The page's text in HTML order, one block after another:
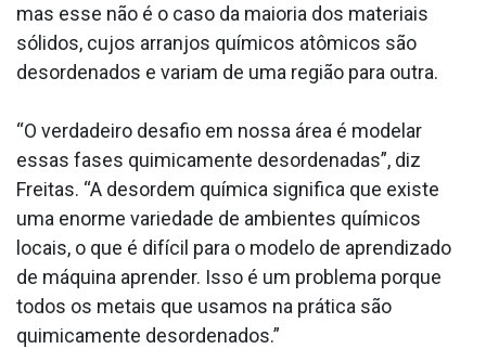
mas esse não é o caso da maioria dos materiais
sólidos, cujos arranjos químicos atômicos são
desordenados e variam de uma região para outra.
“O verdadeiro desafio em nossa área é modelar
essas fases quimicamente desordenadas”, diz
Freitas. “A desordem química significa que existe
uma enorme variedade de ambientes químicos
locais, o que é difícil para o modelo de aprendizado
de máquina aprender. Isso é um problema porque
todos os metais que usamos na prática são
quimicamente desordenados.”